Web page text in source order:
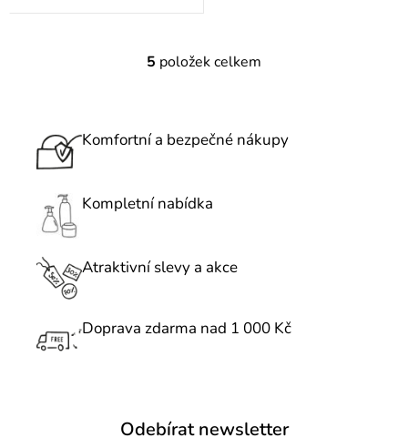
O
á
c
r
y
i
5 položek celkem
Komfortní a bezpečné nákupy
Kompletní nabídka
Atraktivní slevy a akce
Doprava zdarma nad 1 000 Kč
Odebírat newsletter